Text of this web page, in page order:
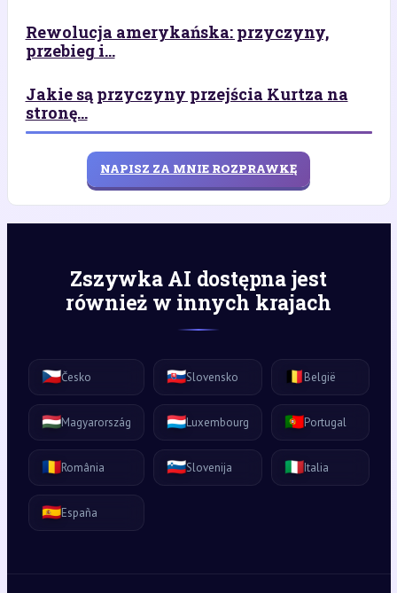
Rewolucja amerykańska: przyczyny,
przebieg i...
Jakie są przyczyny przejścia Kurtza na
stronę...
NAPISZ ZA MNIE ROZPRAWKĘ
Zszywka AI dostępna jest
również w innych krajach
🇨🇿Česko 🇸🇰Slovensko 🇧🇪België
🇭🇺Magyarország 🇱🇺Luxembourg 🇵🇹Portugal
🇷🇴România 🇸🇮Slovenija 🇮🇹Italia
🇪🇸España